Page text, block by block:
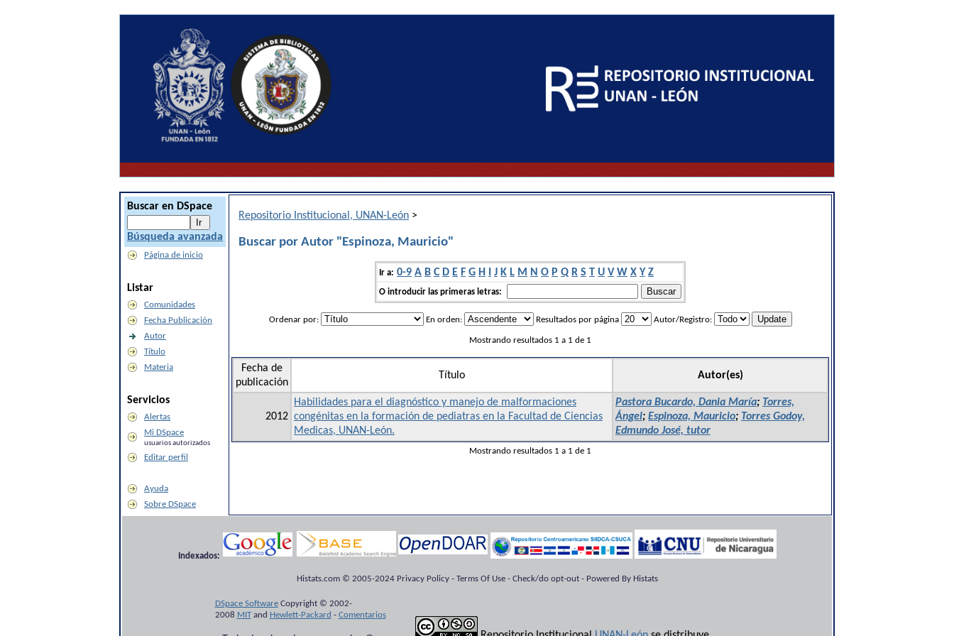
Buscar en DSpace
Búsqueda avanzada
Página de inicio
Listar
Comunidades
Fecha Publicación
Autor
Título
Materia
Servicios
Alertas
Mi DSpace
usuarios autorizados
Editar perfil
Ayuda
Sobre DSpace
Repositorio Institucional, UNAN-León >
Buscar por Autor "Espinoza, Mauricio"
Ir a: 0-9 A B C D E F G H I J K L M N O P Q R S T U V W X Y Z
O introducir las primeras letras:
Ordenar por: En orden: Resultados por página Autor/Registro:
Mostrando resultados 1 a 1 de 1
Fecha de
publicación
Título Autor(es)
2012
Habilidades para el diagnóstico y manejo de malformaciones
congénitas en la formación de pediatras en la Facultad de Ciencias
Medicas, UNAN-León.
Pastora Bucardo, Dania María; Torres,
Ángel; Espinoza, Mauricio; Torres Godoy,
Edmundo José, tutor
Mostrando resultados 1 a 1 de 1
Indexados:
Histats.com © 2005-2024 Privacy Policy - Terms Of Use - Check/do opt-out - Powered By Histats
DSpace SoftwareCopyright © 2002-
2008 MITand Hewlett-Packard - Comentarios